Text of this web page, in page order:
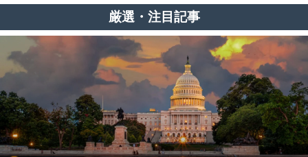
厳選・注目記事